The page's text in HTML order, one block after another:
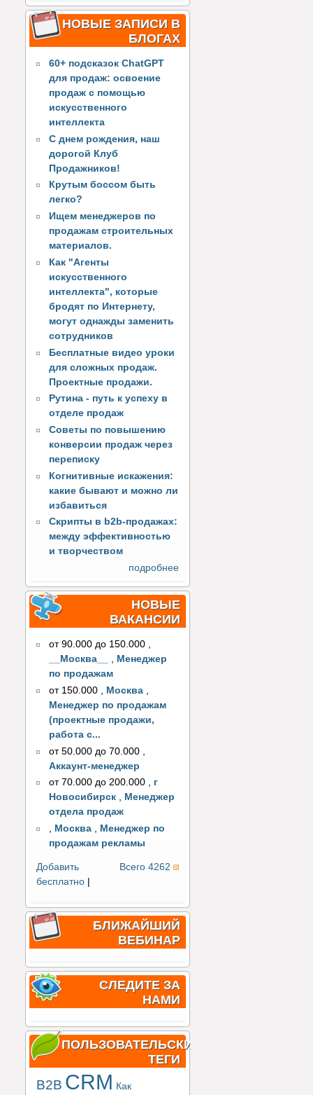
НОВЫЕ ЗАПИСИ В
БЛОГАХ
60+ подсказок ChatGPT
для продаж: освоение
продаж с помощью
искусственного
интеллекта
С днем рождения, наш
дорогой Клуб
Продажников!
Крутым боссом быть
легко?
Ищем менеджеров по
продажам строительных
материалов.
Как "Агенты
искусственного
интеллекта", которые
бродят по Интернету,
могут однажды заменить
сотрудников
Бесплатные видео уроки
для сложных продаж.
Проектные продажи.
Рутина - путь к успеху в
отделе продаж
Советы по повышению
конверсии продаж через
переписку
Когнитивные искажения:
какие бывают и можно ли
избавиться
Скрипты в b2b-продажах:
между эффективностью
и творчеством
подробнее
НОВЫЕ
ВАКАНСИИ
от 90.000 до 150.000 ,
__Москва__
, Менеджер
по продажам
от 150.000
Москва
Менеджер по продажам
(проектные продажи,
работа с...
от 50.000 до 70.000
Аккаунт-менеджер
от 70.000 до 200.000 , г
Новосибирск , Менеджер
отдела продаж
, Москва , Менеджер по
продажам рекламы
Всего 4262
Добавить
бесплатно
БЛИЖАЙШИЙ
ВЕБИНАР
СЛЕДИТЕ ЗА
НАМИ
ПОЛЬЗОВАТЕЛЬСКИЕ
ТЕГИ
B2B CRM Как